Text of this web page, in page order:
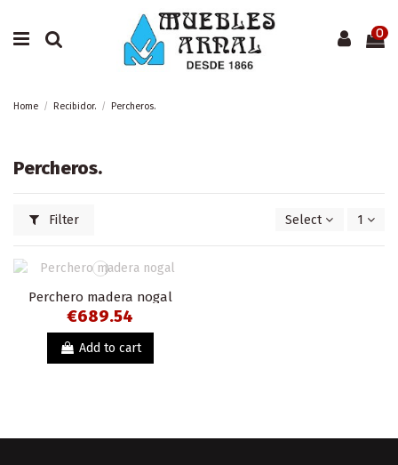
0
Home Recibidor. Percheros.
Percheros.
Filter Select 1
Perchero madera nogal
€689.54
Add to cart